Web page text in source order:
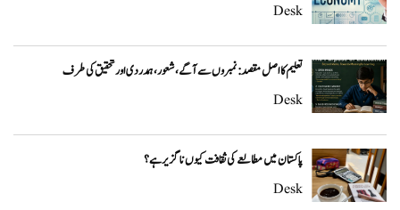
Desk
تعلیم کا اصل مقصد: نمبروں سے آگے، شعور، ہمدردی اور تحقیق کی طرف
Desk
پاکستان میں مطالعے کی ثقافت کیوں ناگزیر ہے؟
Desk